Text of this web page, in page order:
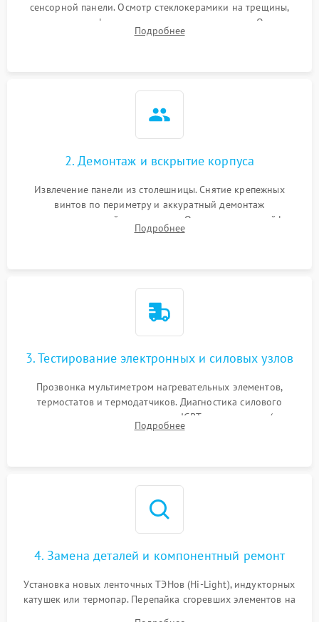
сенсорной панели. Осмотр стеклокерамики на трещины,
проверка конфорок на равномерность нагрева. Опрос
клиента о симптомах (не включается, не видит посуду,
Подробнее
2. Демонтаж и вскрытие корпуса
Извлечение панели из столешницы. Снятие крепежных
винтов по периметру и аккуратный демонтаж
стеклокерамической поверхности. Отсоединение шлейфов
сенсорного блока для доступа к силовым платам, катушкам
Подробнее
3. Тестирование электронных и силовых узлов
Прозвонка мультиметром нагревательных элементов,
термостатов и термодатчиков. Диагностика силового
модуля, реле, диодных мостов и IGBT-транзисторов (для
индукции). Проверка кранов и газ-контроля (для газовых
Подробнее
4. Замена деталей и компонентный ремонт
Установка новых ленточных ТЭНов (Hi-Light), индукторных
катушек или термопар. Перепайка сгоревших элементов на